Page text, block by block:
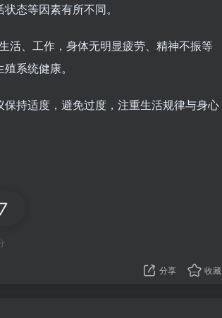
态等因素有所不同。
活、工作，身体无明显疲劳、精神不振等
系统健康。
持适度，避免过度，注重生活规律与身心
分享 收藏